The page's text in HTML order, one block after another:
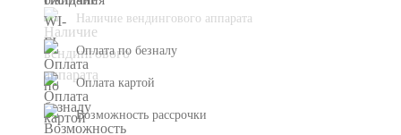
Наличие вендингового аппарата
Оплата по безналу
Оплата картой
Возможность рассрочки